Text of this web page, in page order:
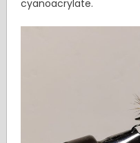
cyanoacrylate.